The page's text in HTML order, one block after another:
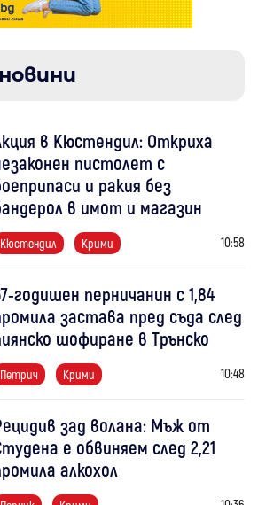
в Кюстендил: Откриха
пистолет с
и ракия без
в имот и магазин
Кюстендил Крими 10:58
годишен перничанин с 1,84
застава пред съда след
шофиране в Трънско
Петрич Крими 10:48
зад волана: Мъж от
е обвиняем след 2,21
алкохол